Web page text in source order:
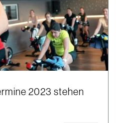
2023 stehen